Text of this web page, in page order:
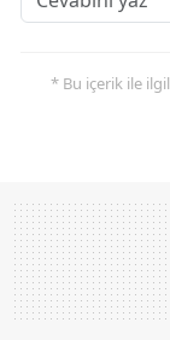
* Bu içerik ile